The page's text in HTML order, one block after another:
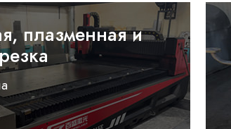
плазменная и